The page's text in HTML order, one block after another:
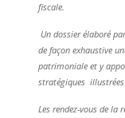
fiscale.
Un dossier élaboré
de façon exhaustive
patrimoniale et y
stratégiques
Les rendez-vous de la